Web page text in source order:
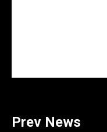
Prev News